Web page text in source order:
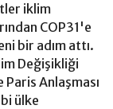
iklim
COP31'e
bir adım attı.
Değişikliği
Anlaşması
ülke